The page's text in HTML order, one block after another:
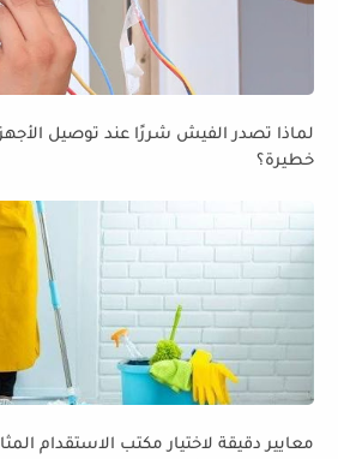
لماذا تصدر الفيش شررًا عند توصيل
خطيرة؟
معايير دقيقة لاختيار مكتب الاستقدام